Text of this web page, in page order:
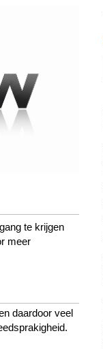
te krijgen
meer
daardoor veel